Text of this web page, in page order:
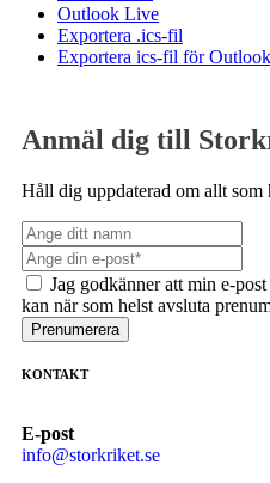
Outlook Live
Exportera .ics-fil
Exportera ics-fil för Outlook
Anmäl dig till
Håll dig uppdaterad om allt som
Jag godkänner att min e-
kan när som helst avsluta
Prenumerera
KONTAKT
E-post
info@storkriket.se